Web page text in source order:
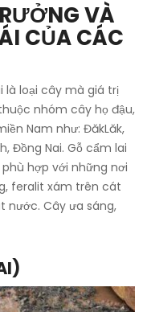
VÀ
CỦA CÁC
là loại cây mà giá trị
nhóm cây họ đậu,
Nam như: ĐăkLăk,
Đồng Nai. Gỗ cẩm lai
hợp với những nơi
feralit xám trên cát
nước. Cây ưa sáng,